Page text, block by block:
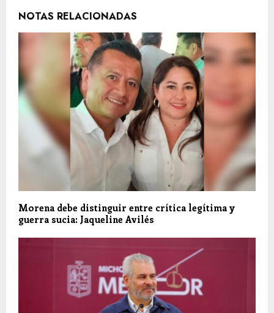
NOTAS RELACIONADAS
Morena debe distinguir entre crítica legítima y
guerra sucia: Jaqueline Avilés